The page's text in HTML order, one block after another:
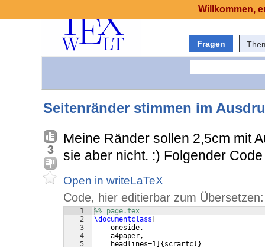
Fragen
Seitenränder stimmen im
3
Meine Ränder sollen 2,5cm mit
sie aber nicht. :) Folgender Code
Open in writeLaTeX
Code, hier editierbar zum Übersetzen:
1
2
3
4
5
%% page.tex
\documentclass
    oneside,
    a4paper,
    headlines=1
{ scrartcl }
Willkommen,